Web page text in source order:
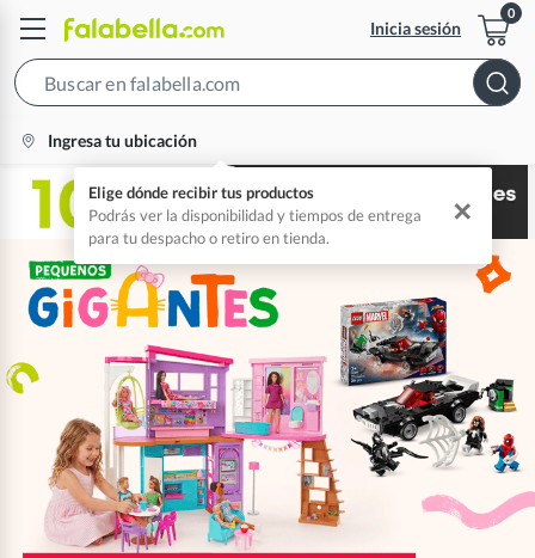
Inicia sesión
location-
Ingresa tu ubicación
Elige dónde recibir tus productos
Podrás ver la disponibilidad y tiempos de entrega
para tu despacho o retiro en tienda.
✕